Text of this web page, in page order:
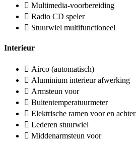
Multimedia-voorbereiding
Radio CD speler
Stuurwiel multifunctioneel
Interieur
Airco (automatisch)
Aluminium interieur afwerking
Armsteun voor
Buitentemperatuurmeter
Elektrische ramen voor en achter
Lederen stuurwiel
Middenarmsteun voor